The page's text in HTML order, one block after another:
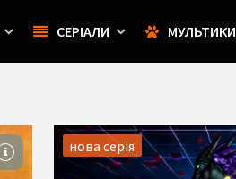
СЕРІАЛИ МУЛЬТИКИ
нова серія